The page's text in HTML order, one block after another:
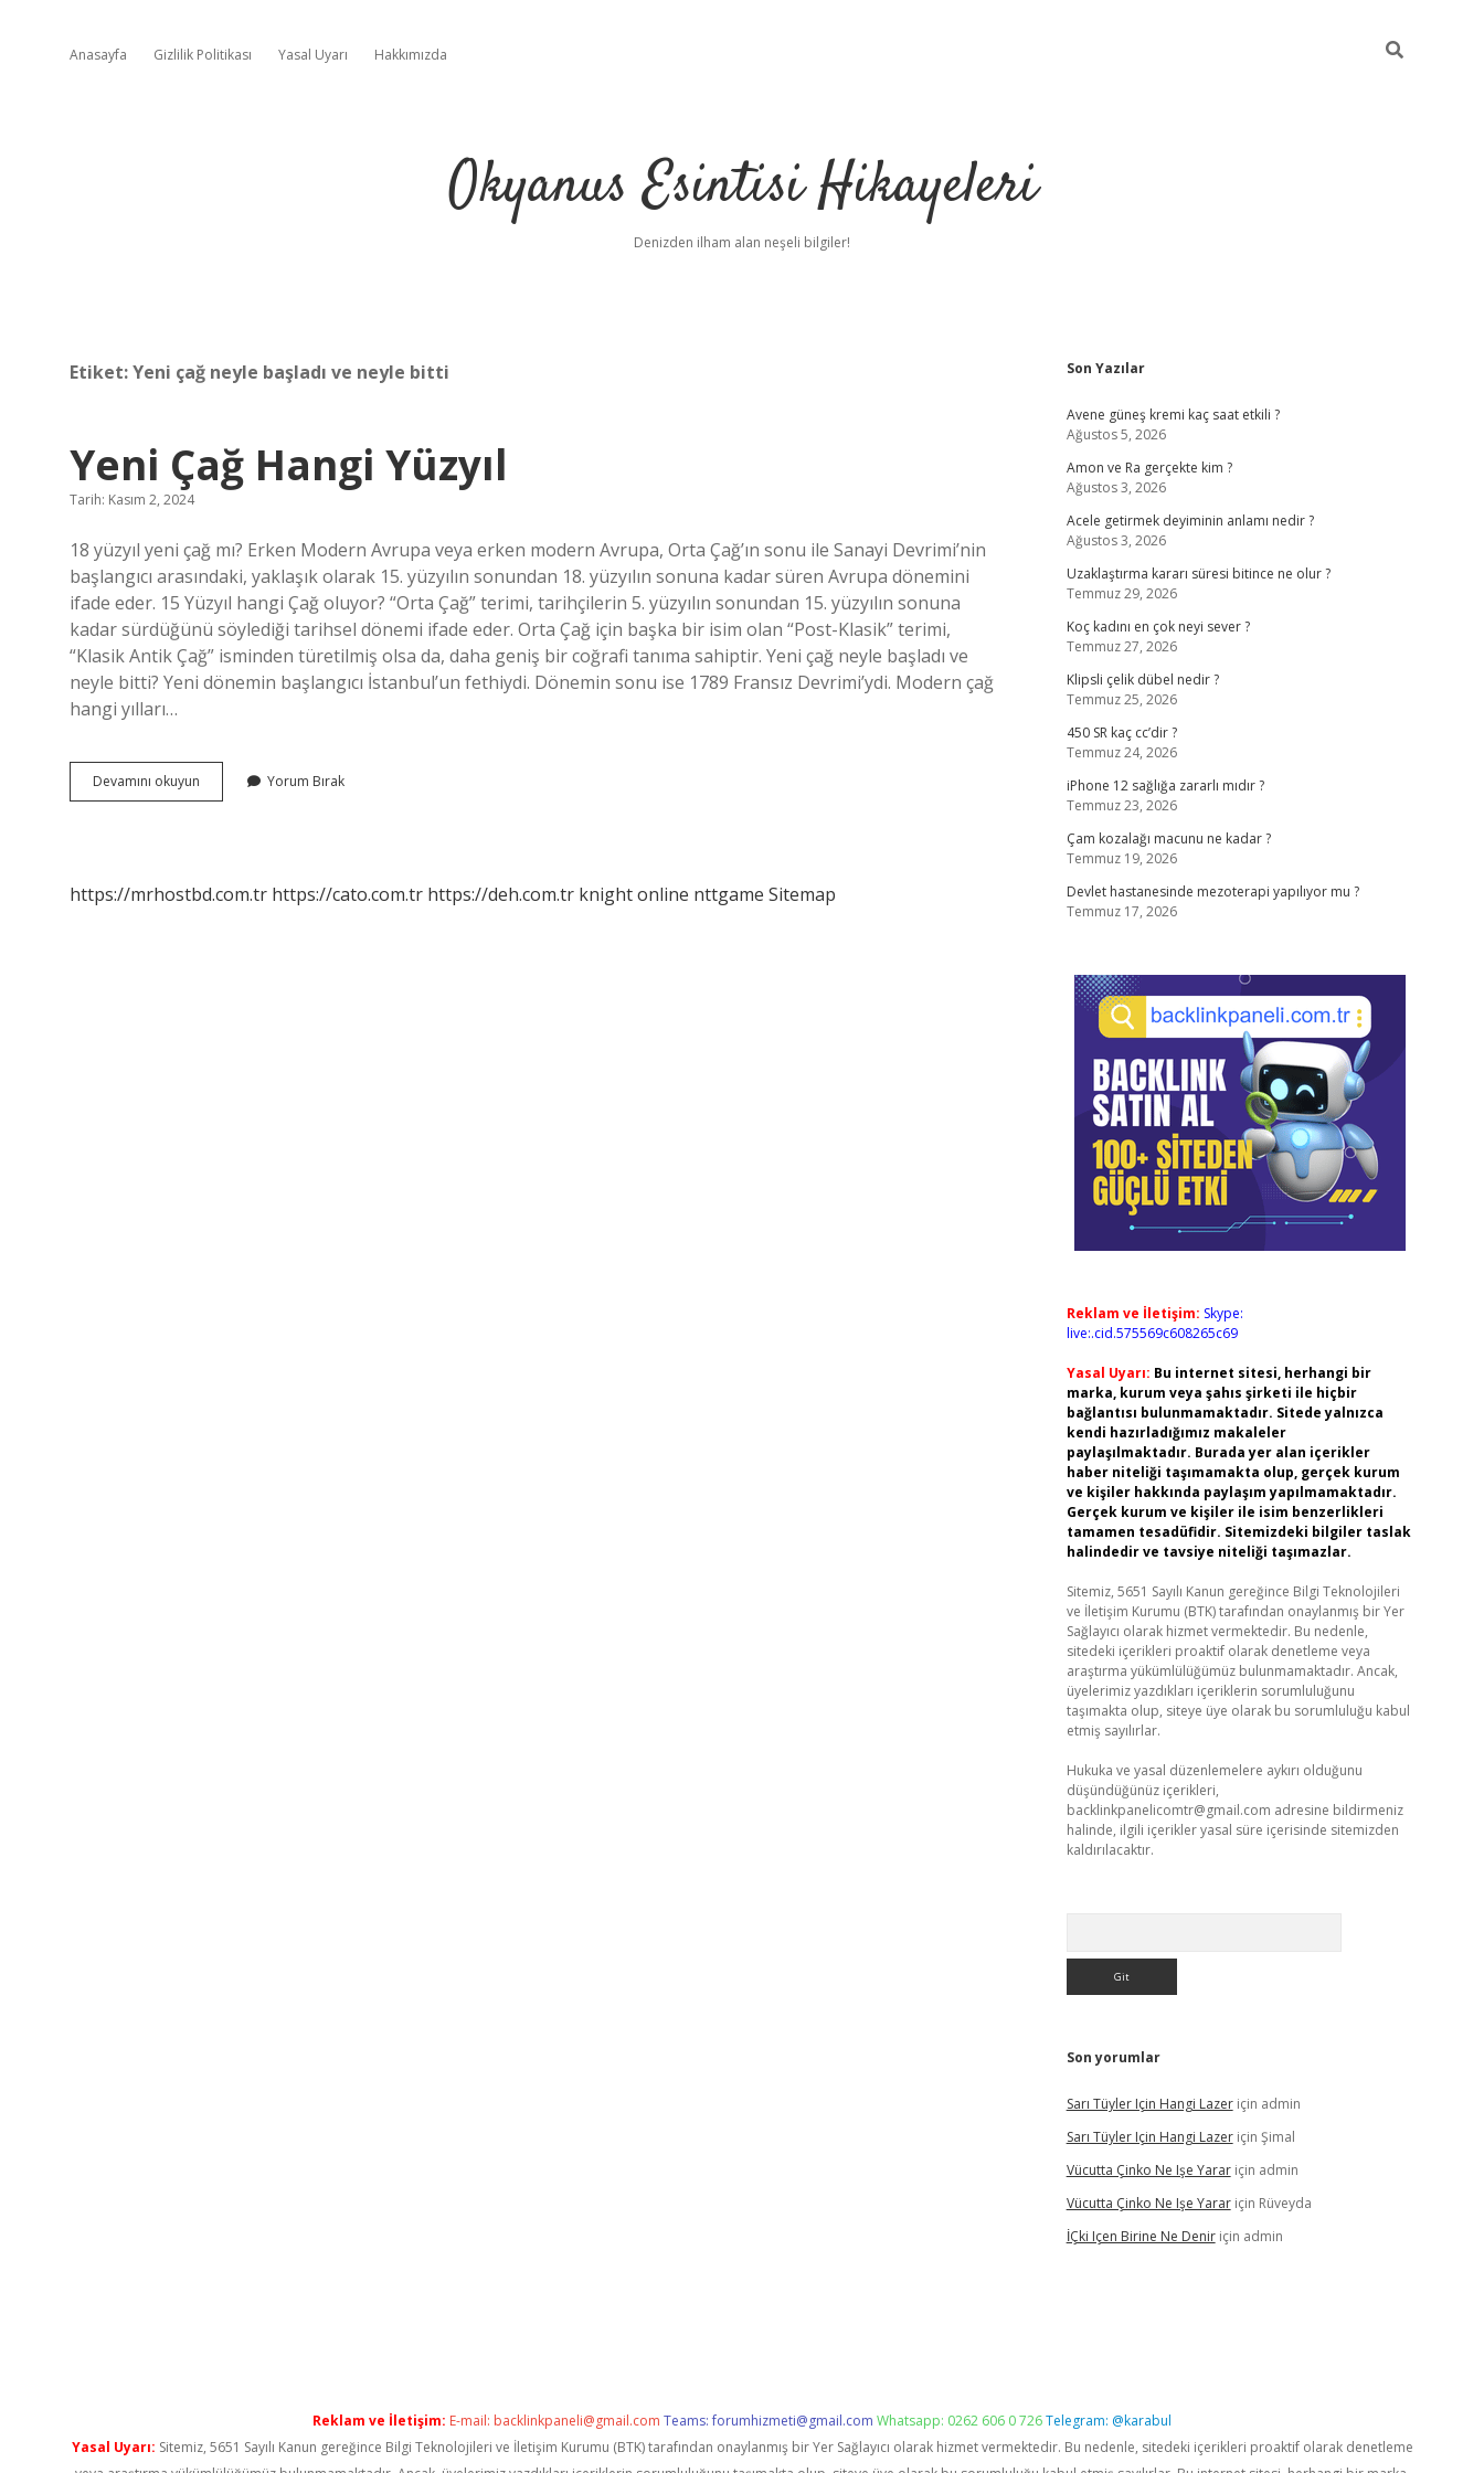
Anasayfa Gizlilik Politikası Yasal Uyarı Hakkımızda
Okyanus Esintisi Hikayeleri
Denizden ilham alan neşeli bilgiler!
Etiket:Yeni çağ neyle başladı ve neyle bitti
Yeni Çağ Hangi Yüzyıl
Tarih: Kasım 2, 2024
18 yüzyıl yeni çağ mı? Erken Modern Avrupa veya erken modern Avrupa, Orta Çağ’ın sonu ile Sanayi Devrimi’nin
başlangıcı arasındaki, yaklaşık olarak 15. yüzyılın sonundan 18. yüzyılın sonuna kadar süren Avrupa dönemini
ifade eder. 15 Yüzyıl hangi Çağ oluyor? “Orta Çağ” terimi, tarihçilerin 5. yüzyılın sonundan 15. yüzyılın sonuna
kadar sürdüğünü söylediği tarihsel dönemi ifade eder. Orta Çağ için başka bir isim olan “Post-Klasik” terimi,
“Klasik Antik Çağ” isminden türetilmiş olsa da, daha geniş bir coğrafi tanıma sahiptir. Yeni çağ neyle başladı ve
neyle bitti? Yeni dönemin başlangıcı İstanbul’un fethiydi. Dönemin sonu ise 1789 Fransız Devrimi’ydi. Modern çağ
hangi yılları…
Devamını okuyun
Çağ
Yorum Bırak
https://mrhostbd.com.tr https://cato.com.tr https://deh.com.tr knight online nttgame Sitemap
Sidebar
Son Yazılar
Avene güneş kremi kaç saat etkili ?
Ağustos 5, 2026
Amon ve Ra gerçekte kim ?
Ağustos 3, 2026
Acele getirmek deyiminin anlamı nedir ?
Ağustos 3, 2026
Uzaklaştırma kararı süresi bitince ne olur ?
Temmuz 29, 2026
Koç kadını en çok neyi sever ?
Temmuz 27, 2026
Klipsli çelik dübel nedir ?
Temmuz 25, 2026
450 SR kaç cc’dir ?
Temmuz 24, 2026
iPhone 12 sağlığa zararlı mıdır ?
Temmuz 23, 2026
Çam kozalağı macunu ne kadar ?
Temmuz 19, 2026
Devlet hastanesinde mezoterapi yapılıyor mu ?
Temmuz 17, 2026
Reklam ve İletişim: Skype:
live:.cid.575569c608265c69
Yasal Uyarı: Bu internet sitesi, herhangi bir
marka, kurum veya şahıs şirketi ile hiçbir
bağlantısı bulunmamaktadır. Sitede yalnızca
kendi hazırladığımız makaleler
paylaşılmaktadır. Burada yer alan içerikler
haber niteliği taşımamakta olup, gerçek kurum
ve kişiler hakkında paylaşım yapılmamaktadır.
Gerçek kurum ve kişiler ile isim benzerlikleri
tamamen tesadüfidir. Sitemizdeki bilgiler taslak
halindedir ve tavsiye niteliği taşımazlar.
Sitemiz, 5651 Sayılı Kanun gereğince Bilgi Teknolojileri
ve İletişim Kurumu (BTK) tarafından onaylanmış bir Yer
Sağlayıcı olarak hizmet vermektedir. Bu nedenle,
sitedeki içerikleri proaktif olarak denetleme veya
araştırma yükümlülüğümüz bulunmamaktadır. Ancak,
üyelerimiz yazdıkları içeriklerin sorumluluğunu
taşımakta olup, siteye üye olarak bu sorumluluğu kabul
etmiş sayılırlar.
Hukuka ve yasal düzenlemelere aykırı olduğunu
düşündüğünüz içerikleri,
backlinkpanelicomtr@gmail.com adresine bildirmeniz
halinde, ilgili içerikler yasal süre içerisinde sitemizden
kaldırılacaktır.
Son yorumlar
Sarı Tüyler Için Hangi Lazeriçin admin
Sarı Tüyler Için Hangi Lazeriçin Şimal
Vücutta Çinko Ne Işe Yarariçin admin
Vücutta Çinko Ne Işe Yarariçin Rüveyda
İÇki Içen Birine Ne Deniriçin admin
Reklam ve İletişim: E-mail: backlinkpaneli@gmail.com Teams:forumhizmeti@gmail.com Whatsapp: 0262 606 0 726Telegram: @karabul
Yasal Uyarı: Sitemiz, 5651 Sayılı Kanun gereğince Bilgi Teknolojileri ve İletişim Kurumu (BTK) tarafından onaylanmış bir Yer Sağlayıcı olarak hizmet vermektedir. Bu nedenle, sitedeki içerikleri proaktif olarak denetleme